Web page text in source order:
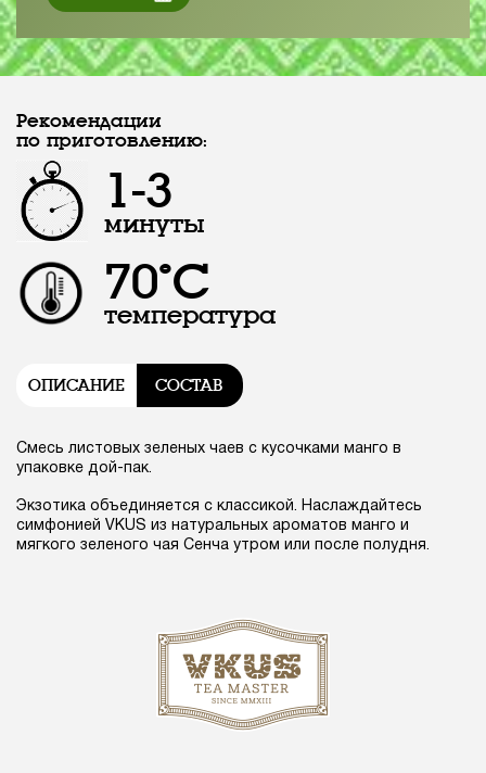
Рекомендации
по приготовлению:
1-3
минуты
70°С
температура
ОПИСАНИЕ СОСТАВ
Смесь листовых зеленых чаев с кусочками манго в
упаковке дой-пак.
Экзотика объединяется с классикой. Наслаждайтесь
симфонией VKUS из натуральных ароматов манго и
мягкого зеленого чая Сенча утром или после полудня.